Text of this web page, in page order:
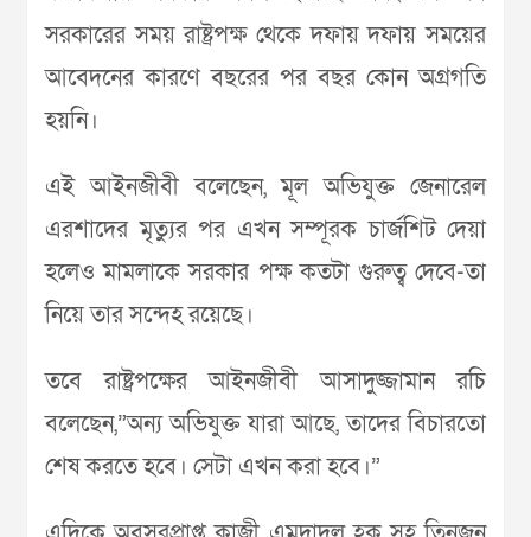
সরকারের সময় রাষ্ট্রপক্ষ থেকে দফায় দফায় সময়ের
আবেদনের কারণে বছরের পর বছর কোন অগ্রগতি
হয়নি।
এই আইনজীবী বলেছেন, মূল অভিযুক্ত জেনারেল
এরশাদের মৃত্যুর পর এখন সম্পূরক চার্জশিট দেয়া
হলেও মামলাকে সরকার পক্ষ কতটা গুরুত্ব দেবে-তা
নিয়ে তার সন্দেহ রয়েছে।
তবে রাষ্ট্রপক্ষের আইনজীবী আসাদুজ্জামান রচি
বলেছেন,”অন্য অভিযুক্ত যারা আছে, তাদের বিচারতো
শেষ করতে হবে। সেটা এখন করা হবে।”